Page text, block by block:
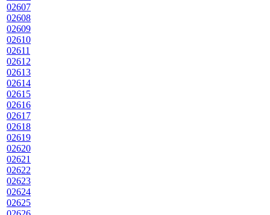
02607
02608
02609
02610
02611
02612
02613
02614
02615
02616
02617
02618
02619
02620
02621
02622
02623
02624
02625